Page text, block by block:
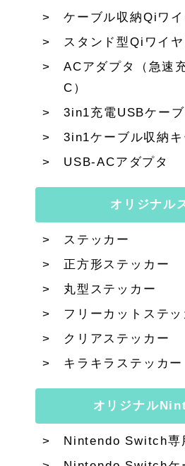
ケーブル収納Qiワ
スタンド型Qiワイ
ACアダプタ（急速
C）
3in1充電USBケー
3in1ケーブル収納
USB-ACアダプタ
オリジナル
ステッカー
正方形ステッカー
丸型ステッカー
フリーカットステッ
クリアステッカー
キラキラステッカー
オリジナル
Nintendo Switch専